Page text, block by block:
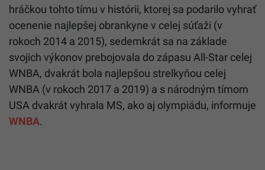
hráčkou tohto tímu v histórii, ktorej sa podarilo vyhrať
ocenenie najlepšej obrankyne v celej súťaži (v
rokoch 2014 a 2015), sedemkrát sa na základe
svojich výkonov prebojovala do zápasu All-Star celej
WNBA, dvakrát bola najlepšou strelkyňou celej
WNBA (v rokoch 2017 a 2019) a s národným tímom
USA dvakrát vyhrala MS, ako aj olympiádu, informuje
WNBA.